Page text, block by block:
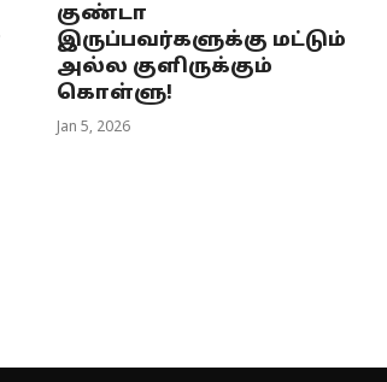
குண்டா
இருப்பவர்களுக்கு மட்டும்
அல்ல குளிருக்கும்
கொள்ளு!
Jan 5, 2026